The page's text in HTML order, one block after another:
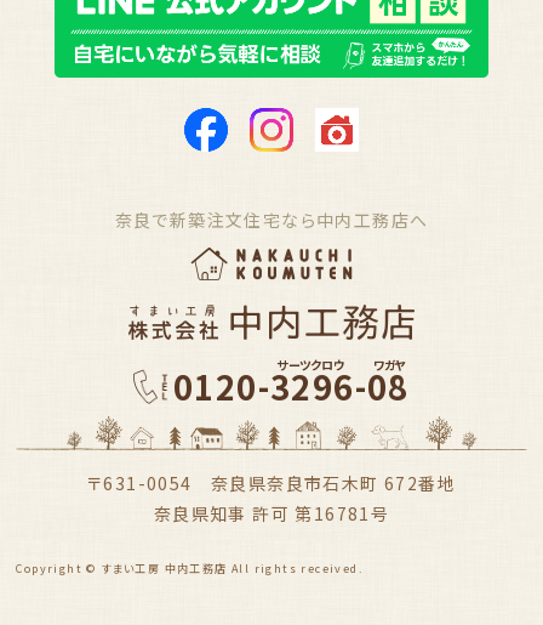
奈良で新築注文住宅なら中内工務店へ
0120-3296-08
サーツクロウ ワガヤ
〒631-0054 奈良県奈良市石木町 672番地
奈良県知事 許可 第16781号
Copyright © すまい工房 中内工務店 All rights received.